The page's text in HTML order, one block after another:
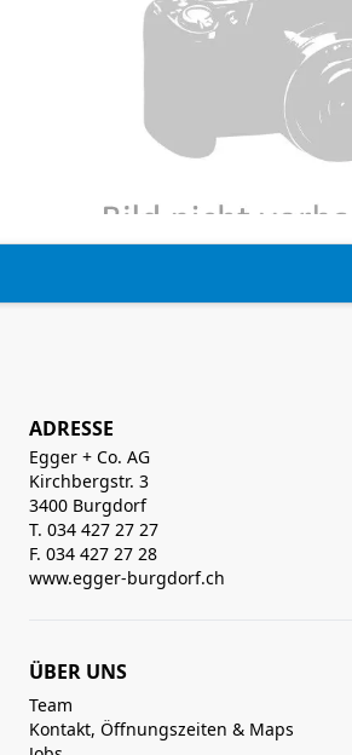
ADRESSE
Egger + Co. AG
Kirchbergstr. 3
3400 Burgdorf
T. 034 427 27 27
F. 034 427 27 28
www.egger-burgdorf.ch
ÜBER UNS
Team
Kontakt, Öffnungszeiten & Maps